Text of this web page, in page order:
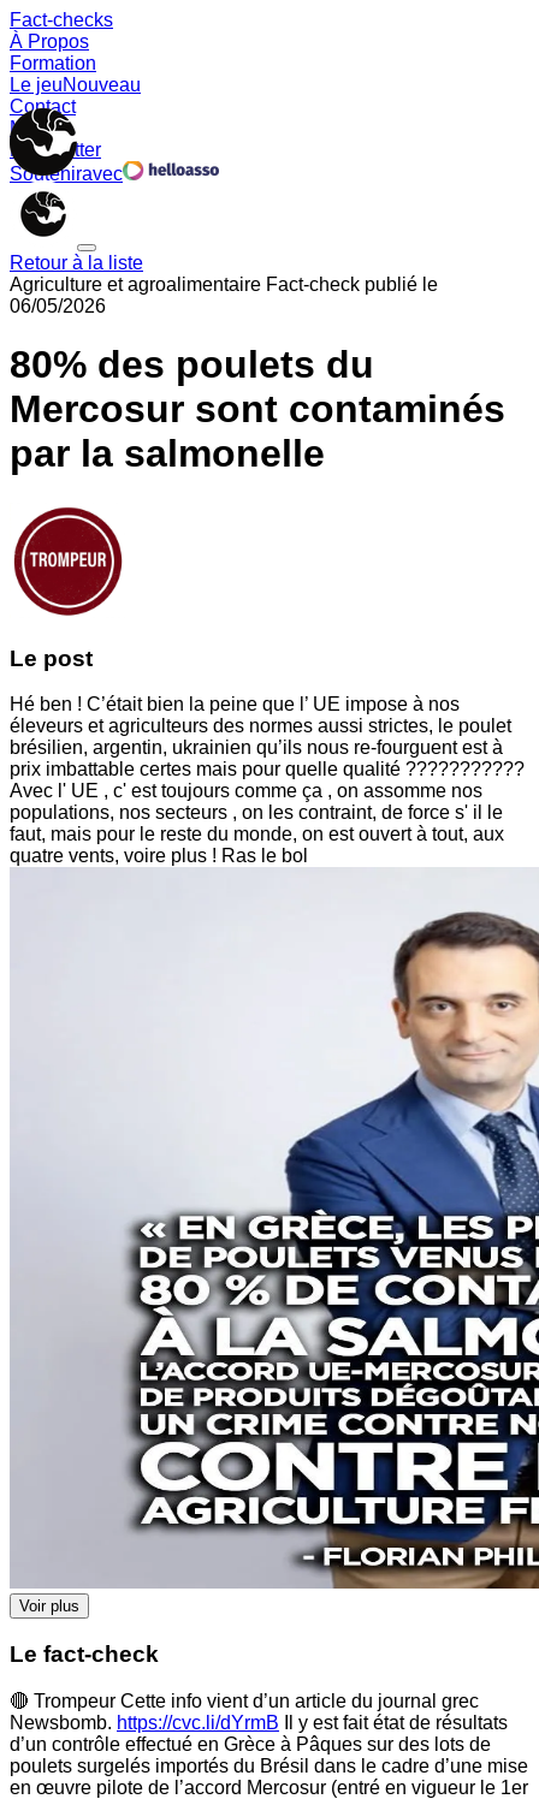
Fact-checks
À Propos
Formation
Le jeuNouveau
Contact
Memes
Newsletter
Souteniravec
Retour à la liste
Agriculture et agroalimentaire Fact-check publié le
06/05/2026
80% des poulets du
Mercosur sont contaminés
par la salmonelle
Le post
Hé ben ! C’était bien la peine que l’ UE impose à nos
éleveurs et agriculteurs des normes aussi strictes, le poulet
brésilien, argentin, ukrainien qu’ils nous re-fourguent est à
prix imbattable certes mais pour quelle qualité ???????????
Avec l' UE , c' est toujours comme ça , on assomme nos
populations, nos secteurs , on les contraint, de force s' il le
faut, mais pour le reste du monde, on est ouvert à tout, aux
quatre vents, voire plus ! Ras le bol
Voir plus
Le fact-check
🔴 Trompeur Cette info vient d’un article du journal grec
Newsbomb. https://cvc.li/dYrmB Il y est fait état de résultats
d’un contrôle effectué en Grèce à Pâques sur des lots de
poulets surgelés importés du Brésil dans le cadre d’une mise
en œuvre pilote de l’accord Mercosur (entré en vigueur le 1er